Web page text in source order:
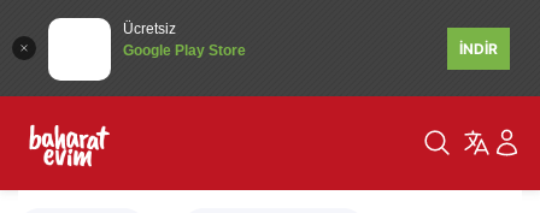
Ücretsiz
Google Play Store
İNDİR